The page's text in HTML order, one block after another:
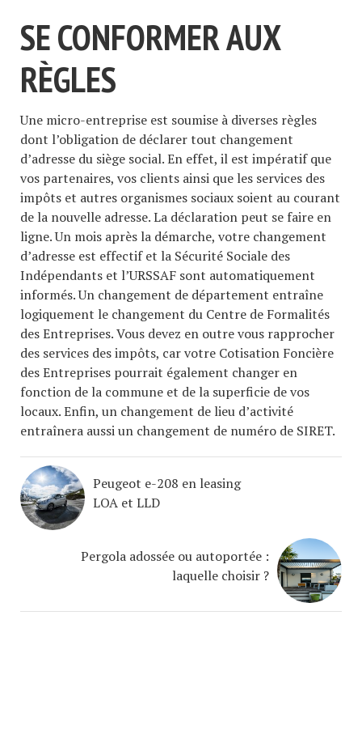
SE CONFORMER AUX
RÈGLES
Une micro-entreprise est soumise à diverses règles
dont l’obligation de déclarer tout changement
d’adresse du siège social. En effet, il est impératif que
vos partenaires, vos clients ainsi que les services des
impôts et autres organismes sociaux soient au courant
de la nouvelle adresse. La déclaration peut se faire en
ligne. Un mois après la démarche, votre changement
d’adresse est effectif et la Sécurité Sociale des
Indépendants et l’URSSAF sont automatiquement
informés. Un changement de département entraîne
logiquement le changement du Centre de Formalités
des Entreprises. Vous devez en outre vous rapprocher
des services des impôts, car votre Cotisation Foncière
des Entreprises pourrait également changer en
fonction de la commune et de la superficie de vos
locaux. Enfin, un changement de lieu d’activité
entraînera aussi un changement de numéro de SIRET.
Peugeot e-208 en leasing
LOA et LLD
Pergola adossée ou autoportée :
laquelle choisir ?